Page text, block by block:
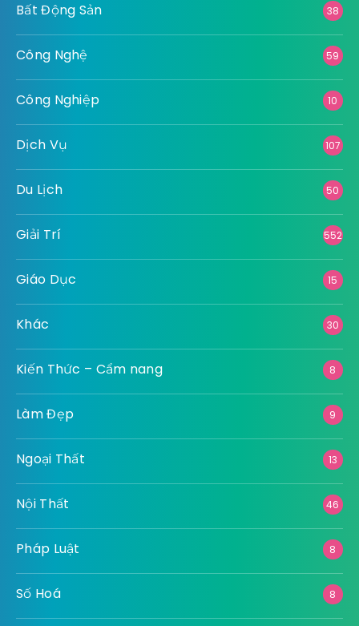
Bất Động Sản 38
Công Nghệ 59
Công Nghiệp 10
Dịch Vụ 107
Du Lịch 50
Giải Trí 552
Giáo Dục 15
Khác 30
Kiến Thức – Cẩm nang 8
Làm Đẹp 9
Ngoại Thất 13
Nội Thất 46
Pháp Luật 8
Số Hoá 8